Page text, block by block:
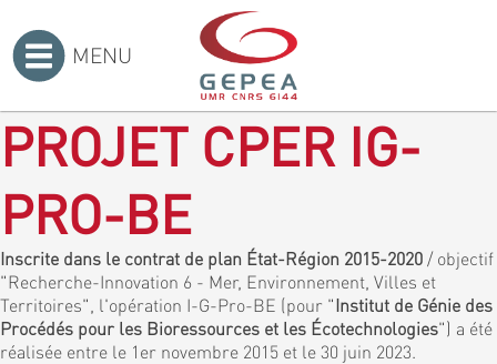
MENU
PROJET CPER IG-
PRO-BE
Inscrite dans le contrat de plan État-Région 2015-2020 / objectif
"Recherche-Innovation 6 - Mer, Environnement, Villes et
Territoires", l'opération I-G-Pro-BE (pour "Institut de Génie des
Procédés pour les Bioressources et les Écotechnologies") a été
réalisée entre le 1er novembre 2015 et le 30 juin 2023.